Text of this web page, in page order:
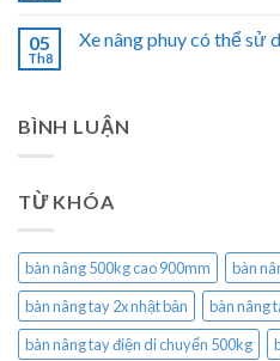
05
Th8
Xe nâng phuy có thể sử
BÌNH LUẬN
TỪ KHÓA
bàn nâng 500kg cao 900mm bàn
bàn nâng tay 2x nhật bản
bàn nâng
bàn nâng tay điện di chuyển 500kg